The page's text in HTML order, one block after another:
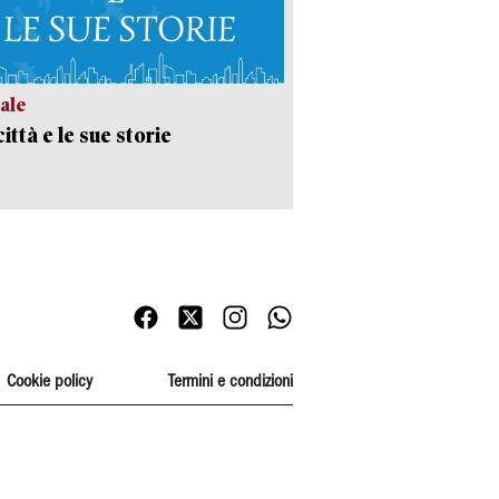
e le sue storie
Cookie policy Termini e condizioni